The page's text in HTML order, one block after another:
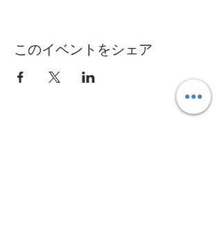
このイベントをシェア